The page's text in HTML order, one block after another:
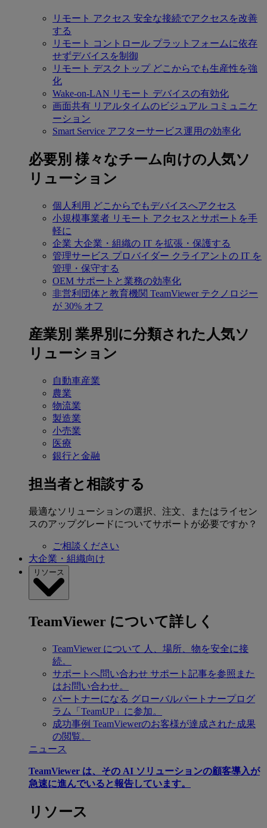
リモート アクセス 安全な接続でアクセスを改善
する
リモート コントロール プラットフォームに依存
せずデバイスを制御
リモート デスクトップ どこからでも生産性を強
化
Wake-on-LAN リモート デバイスの有効化
画面共有 リアルタイムのビジュアル コミュニケ
ーション
Smart Service アフターサービス運用の効率化
必要別 様々なチーム向けの人気ソ
リューション
個人利用 どこからでもデバイスへアクセス
小規模事業者 リモート アクセスとサポートを手
軽に
企業 大企業・組織の IT を拡張・保護する
管理サービス プロバイダー クライアントの IT を
管理・保守する
OEM サポートと業務の効率化
非営利団体と教育機関 TeamViewer テクノロジー
が 30% オフ
産業別 業界別に分類された人気ソ
リューション
自動車産業
農業
物流業
製造業
小売業
医療
銀行と金融
担当者と相談する
最適なソリューションの選択、注文、またはライセン
スのアップグレードについてサポートが必要ですか？
ご相談ください
大企業・組織向け
リソース
TeamViewer について詳しく
TeamViewer について 人、場所、物を安全に接
続。
サポートへ問い合わせ サポート記事を参照また
はお問い合わせ。
パートナーになる グローバルパートナープログ
ラム「TeamUP」に参加。
成功事例 TeamViewerのお客様が達成された成果
の閲覧。
ニュース
TeamViewer は、その AI ソリューションの顧客導入が
急速に進んでいると報告しています。
リソース